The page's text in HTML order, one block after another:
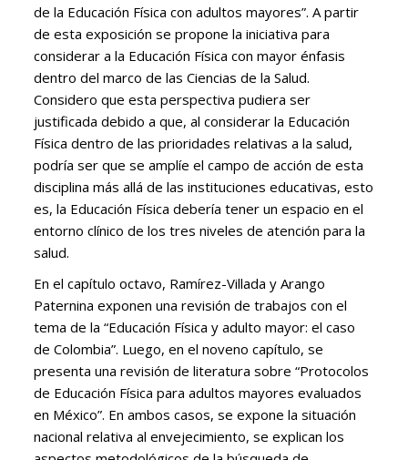
de la Educación Física con adultos mayores”. A partir
de esta exposición se propone la iniciativa para
considerar a la Educación Física con mayor énfasis
dentro del marco de las Ciencias de la Salud.
Considero que esta perspectiva pudiera ser
justificada debido a que, al considerar la Educación
Física dentro de las prioridades relativas a la salud,
podría ser que se amplíe el campo de acción de esta
disciplina más allá de las instituciones educativas, esto
es, la Educación Física debería tener un espacio en el
entorno clínico de los tres niveles de atención para la
salud.
En el capítulo octavo, Ramírez-Villada y Arango
Paternina exponen una revisión de trabajos con el
tema de la “Educación Física y adulto mayor: el caso
de Colombia”. Luego, en el noveno capítulo, se
presenta una revisión de literatura sobre “Protocolos
de Educación Física para adultos mayores evaluados
en México”. En ambos casos, se expone la situación
nacional relativa al envejecimiento, se explican los